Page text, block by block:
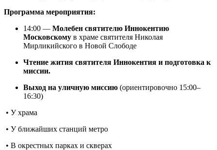
Программа мероприятия:
14:00 — Молебен святителю Иннокентию
Московскому в храме святителя Николая
Мирликийского в Новой Слободе
Чтение жития святителя Иннокентия и подготовка к
миссии.
Выход на уличную миссию (ориентировочно 15:00–
16:30)
• У храма
• У ближайших станций метро
• В окрестных парках и скверах